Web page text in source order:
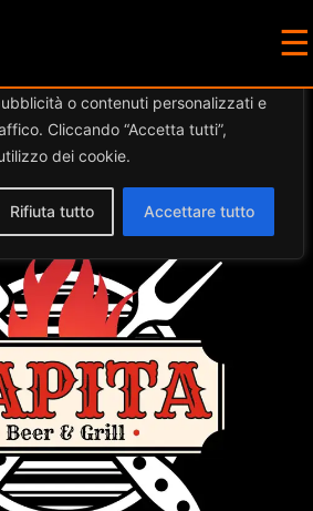
tua privacy
o contenuti personalizzati e
Cliccando “Accetta tutti”,
dei cookie.
Rifiuta tutto Accettare tutto
☰
this location